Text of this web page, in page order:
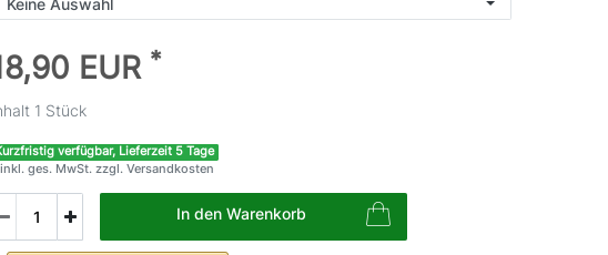
EUR *
1 Stück
verfügbar, Lieferzeit 5 Tage
ges. MwSt. zzgl. Versandkosten
In den Warenkorb